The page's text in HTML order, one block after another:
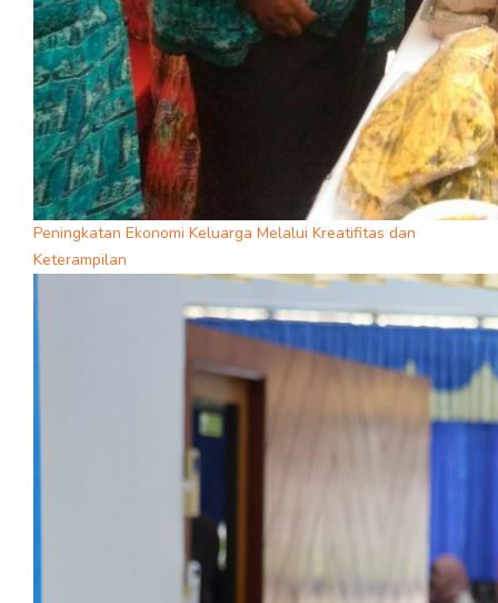
Peningkatan Ekonomi Keluarga Melalui Kreatifitas dan
Keterampilan